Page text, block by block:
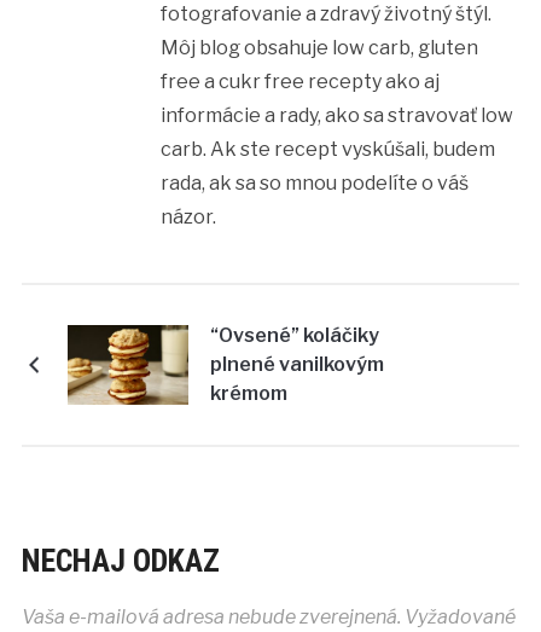
fotografovanie a zdravý životný štýl.
Môj blog obsahuje low carb, gluten
free a cukr free recepty ako aj
informácie a rady, ako sa stravovať low
carb. Ak ste recept vyskúšali, budem
rada, ak sa so mnou podelíte o váš
názor.
“Ovsené” koláčiky
plnené vanilkovým
krémom
NECHAJ ODKAZ
Vaša e-mailová adresa nebude zverejnená. Vyžadované